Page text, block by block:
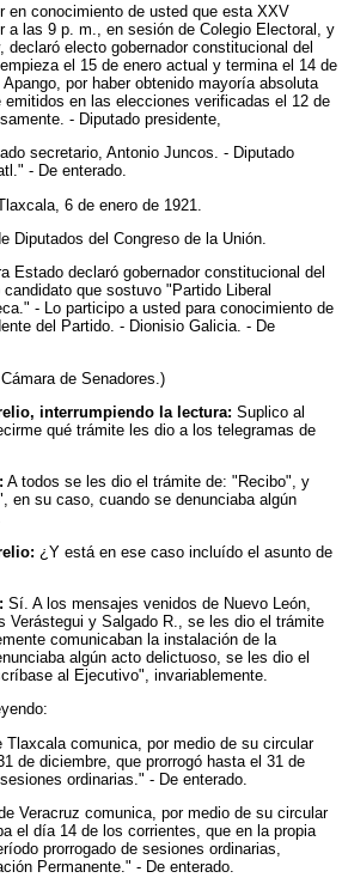
en conocimiento de usted que esta XXV
a las 9 p. m., en sesión de Colegio Electoral, y
electo gobernador constitucional del
el 15 de enero actual y termina el 14 de
por haber obtenido mayoría absoluta
en las elecciones verificadas el 12 de
- Diputado presidente,
secretario, Antonio Juncos. - Diputado
- De enterado.
6 de enero de 1921.
Diputados del Congreso de la Unión.
Estado declaró gobernador constitucional del
que sostuvo "Partido Liberal
- Lo participo a usted para conocimiento de
del Partido. - Dionisio Galicia. - De
de Senadores.)
interrumpiendo la lectura: Suplico al
qué trámite les dio a los telegramas de
A todos se les dio el trámite de: "Recibo", y
en su caso, cuando se denunciaba algún
¿Y está en ese caso incluído el asunto de
Sí. A los mensajes venidos de Nuevo León,
Verástegui y Salgado R., se les dio el trámite
comunicaban la instalación de la
algún acto delictuoso, se les dio el
al Ejecutivo", invariablemente.
Tlaxcala comunica, por medio de su circular
de diciembre, que prorrogó hasta el 31 de
ordinarias." - De enterado.
Veracruz comunica, por medio de su circular
el día 14 de los corrientes, que en la propia
prorrogado de sesiones ordinarias,
Permanente." - De enterado.